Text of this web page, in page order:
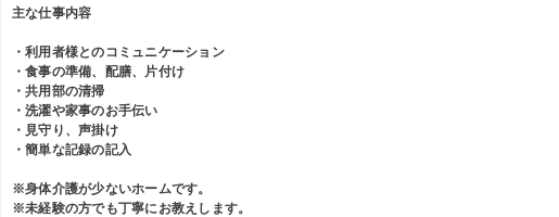
主な仕事内容
・利用者様とのコミュニケーション
・食事の準備、配膳、片付け
・共用部の清掃
・洗濯や家事のお手伝い
・見守り、声掛け
・簡単な記録の記入
※身体介護が少ないホームです。
※未経験の方でも丁寧にお教えします。